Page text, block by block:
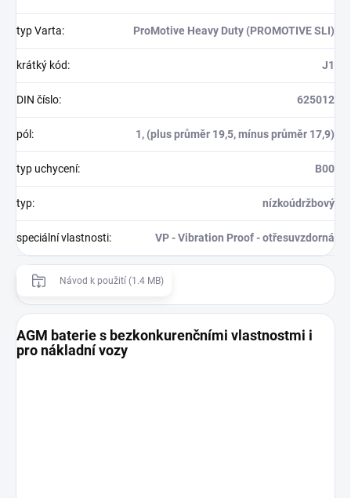
typ Varta: ProMotive Heavy Duty (PROMOTIVE SLI)
krátký kód: J1
DIN číslo: 625012
pól: 1, (plus průměr 19,5, mínus průměr 17,9)
typ uchycení: B00
typ: nízkoúdržbový
speciální vlastnosti: VP - Vibration Proof - otřesuvzdorná
Návod k použití (1.4 MB)
AGM baterie s bezkonkurenčními vlastnostmi i
pro nákladní vozy